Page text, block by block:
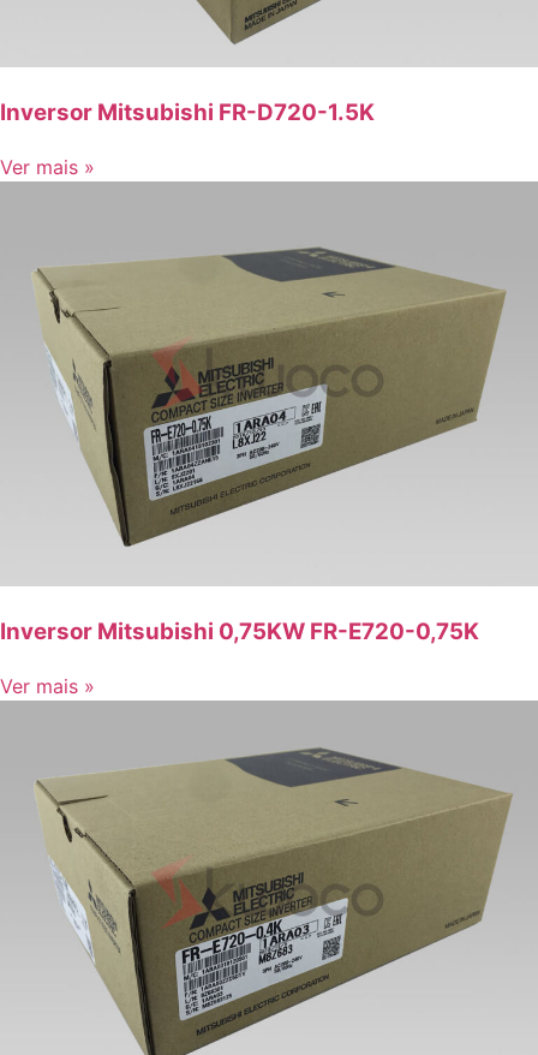
Inversor Mitsubishi FR-D720-1.5K
Ver mais »
Inversor Mitsubishi 0,75KW FR-E720-0,75K
Ver mais »